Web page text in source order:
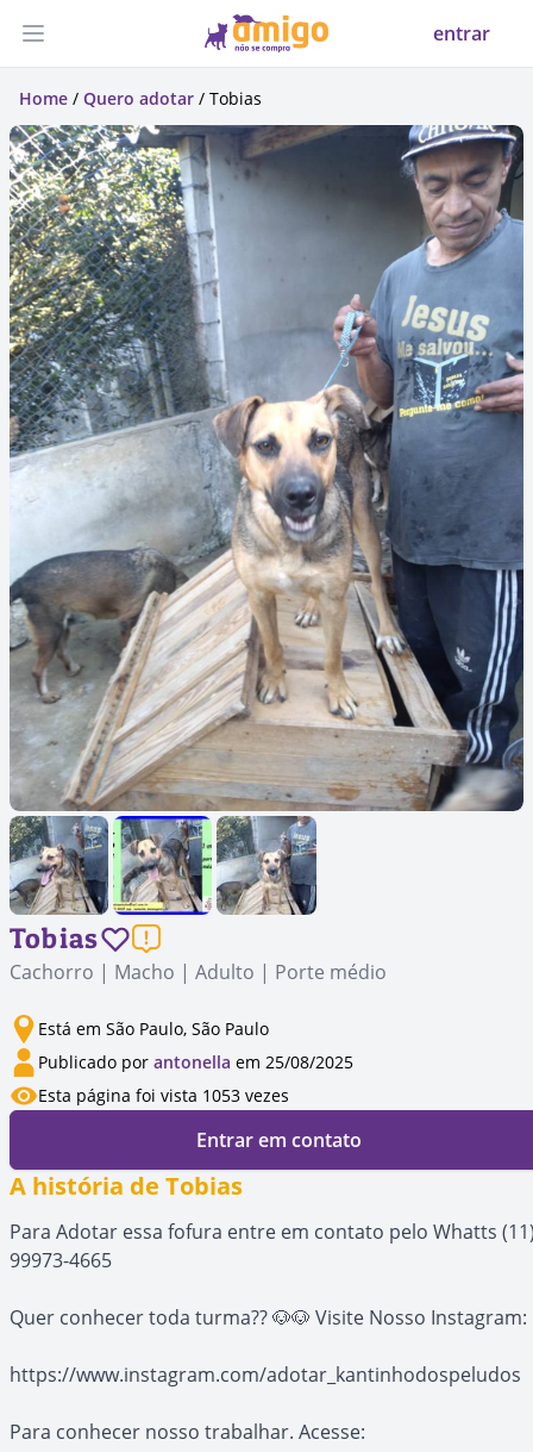
Abrir menu entrar
Home / Quero adotar / Tobias
Tobias
Cachorro | Macho | Adulto | Porte médio
Está em São Paulo, São Paulo
Publicado por antonella em 25/08/2025
Esta página foi vista 1053 vezes
Entrar em contato
A história de Tobias
Para Adotar essa fofura entre em contato pelo Whatts
99973-4665
Quer conhecer toda turma?? 🐶🐶 Visite Nosso Instagram:
https://www.instagram.com/adotar_kantinhodospeludos
Para conhecer nosso trabalhar. Acesse: